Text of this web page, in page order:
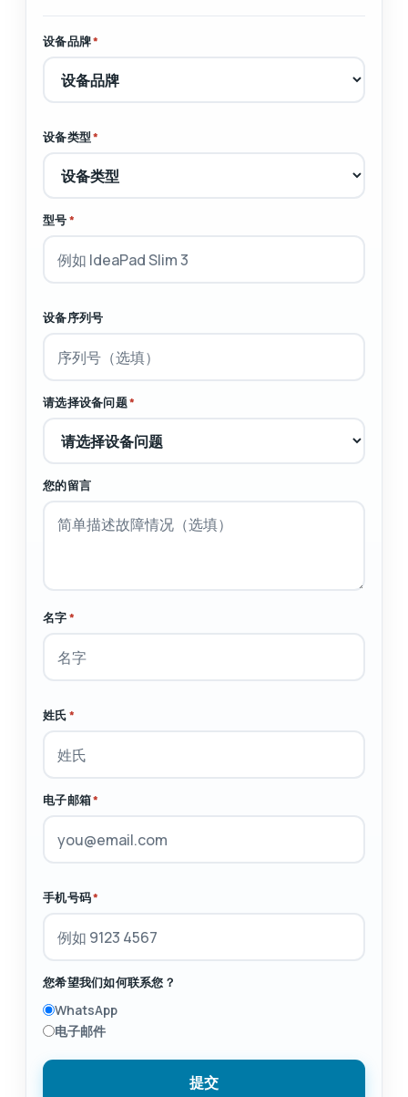
设备品牌*
设备类型*
型号*
设备序列号
请选择设备问题*
您的留言
名字*
姓氏*
电子邮箱*
手机号码*
您希望我们如何联系您？
WhatsApp
电子邮件
提交